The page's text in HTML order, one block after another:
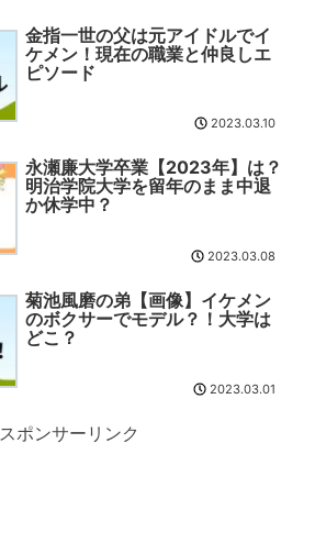
金指一世の父は元アイドルでイ
ケメン！現在の職業と仲良しエ
ピソード
2023.03.10
永瀬廉大学卒業【2023年】は？
明治学院大学を留年のまま中退
か休学中？
2023.03.08
菊池風磨の弟【画像】イケメン
のボクサーでモデル？！大学は
どこ？
2023.03.01
スポンサーリンク